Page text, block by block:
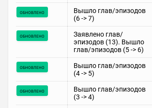
обновлено
Вышло глав/эпизодов
(6 -> 7)
обновлено
Заявлено глав/
эпизодов (13). Вышло
глав/эпизодов (5 -> 6)
обновлено
Вышло глав/эпизодов
(4 -> 5)
обновлено
Вышло глав/эпизодов
(3 -> 4)